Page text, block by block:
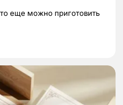
еще можно приготовить